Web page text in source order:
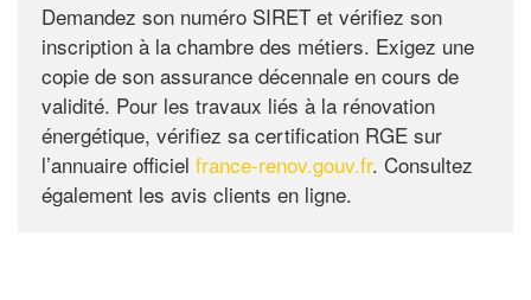
Demandez son numéro SIRET et vérifiez son
inscription à la chambre des métiers. Exigez une
copie de son assurance décennale en cours de
validité. Pour les travaux liés à la rénovation
énergétique, vérifiez sa certification RGE sur
l’annuaire officiel france-renov.gouv.fr. Consultez
également les avis clients en ligne.